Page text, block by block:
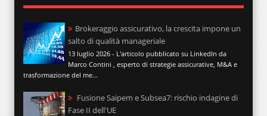
Brokeraggio assicurativo, la crescita impone un
salto di qualità manageriale
13 luglio 2026 - L'articolo pubblicato su LinkedIn da
Marco Contini , esperto di strategie assicurative, M&A e
trasformazione del me...
Fusione Saipem e Subsea7: rischio indagine di
Fase II dell'UE